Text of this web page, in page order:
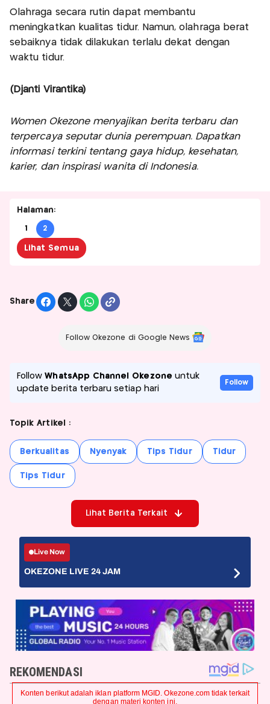
Olahraga secara rutin dapat membantu
meningkatkan kualitas tidur. Namun, olahraga berat
sebaiknya tidak dilakukan terlalu dekat dengan
waktu tidur.
(Djanti Virantika)
Women Okezone menyajikan berita terbaru dan
terpercaya seputar dunia perempuan. Dapatkan
informasi terkini tentang gaya hidup, kesehatan,
karier, dan inspirasi wanita di Indonesia.
Halaman:
1 2
Lihat Semua
Share
Follow Okezone di Google News
FollowWhatsApp Channel Okezone untuk
update berita terbaru setiap hari
Follow
Topik Artikel :
Berkualitas Nyenyak Tips Tidur Tidur
Tips Tidur
Lihat Berita Terkait
Live Now
OKEZONE LIVE 24 JAM